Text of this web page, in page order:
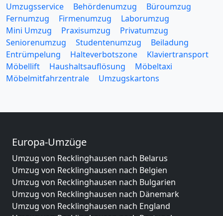
Umzugsservice Behördenumzug
Büroumzug
Fernumzug
Firmenumzug
Laborumzug
Mini Umzug
Praxisumzug
Privatumzug
Seniorenumzug
Studentenumzug
Beiladung
Entrümpelung
Halteverbotszone
Klaviertransport
Möbellift
Haushaltsauflösung
Möbeltaxi
Möbelmitfahrzentrale
Umzugskartons
Europa-Umzüge
Umzug von Recklinghausen nach Belarus
Umzug von Recklinghausen nach Belgien
Umzug von Recklinghausen nach Bulgarien
Umzug von Recklinghausen nach Dänemark
Umzug von Recklinghausen nach England